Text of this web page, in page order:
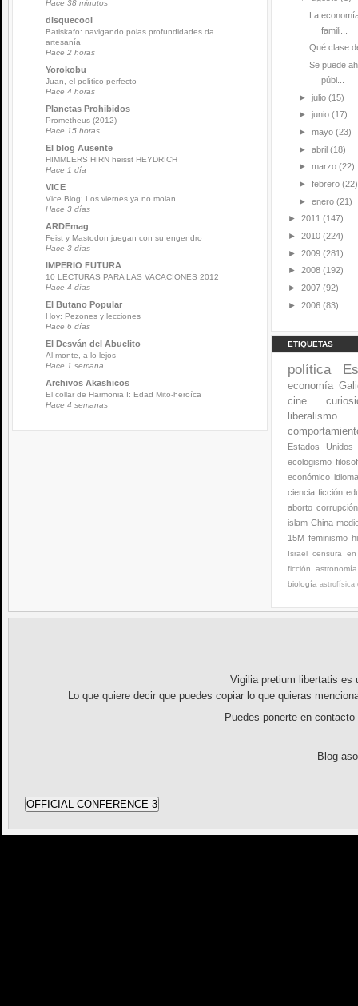
Hace 38 minutos
disquecool
Batiskafo: navigando polas profundidades da
artesanía
Hace 2 horas
Yorokobu
Juan, el político perfecto
Hace 4 horas
Planetas Prohibidos
Prometheus (2012)
Hace 15 horas
El blog Ausente
HIMMLERS HIRN heisst HEYDRICH
Hace 1 día
VICE
Vice Blog: Los viernes ya no molan
Hace 3 días
ARDEmag
Feist y Mastodon juegan con su engendro
Hace 3 días
IMPERIO FUTURA
10 LECTURAS PARA LAS VACACIONES 2012
Hace 4 días
El Butano Popular
Hoy: Pezones y lecciones
Hace 6 días
El Desván del Abuelito
Al monte, a lo lejos
Hace 1 semana
Archivos Akashicos
El collar de Harmonia I: Edad Mito-heroíca
Hace 4 semanas
La
famili...
Qué clase
Se puede
públ...
► julio (15)
► junio (17)
► mayo (23)
► abril (18)
► marzo (22)
► febrero (22)
► enero (21)
► 2011 (147)
► 2010 (224)
► 2009 (281)
► 2008 (192)
► 2007 (92)
► 2006 (83)
ETIQUETAS
política
economía
cine
liberalismo
Estados Unidos
ecologismo
económico idioma
ciencia ficción
aborto corrupción
islam China
15M feminismo
Israel
censura
ficción
astronomía
biología astrofísica
Vigilia pretium libertatis es
Lo que quiere decir que puedes copiar lo que quieras
Puedes ponerte en
Blog
OFFICIAL CONFERENCE 3